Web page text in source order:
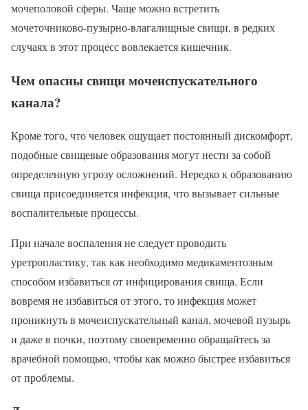
мочеполовой сферы. Чаще можно встретить
мочеточниково-пузырно-влагалищные свищи, в редких
случаях в этот процесс вовлекается кишечник.
Чем опасны свищи мочеиспускательного
канала?
Кроме того, что человек ощущает постоянный дискомфорт,
подобные свищевые образования могут нести за собой
определенную угрозу осложнений. Нередко к образованию
свища присоединяется инфекция, что вызывает сильные
воспалительные процессы.
При начале воспаления не следует проводить
уретропластику, так как необходимо медикаментозным
способом избавиться от инфицирования свища. Если
вовремя не избавиться от этого, то инфекция может
проникнуть в мочеиспускательный канал, мочевой пузырь
и даже в почки, поэтому своевременно обращайтесь за
врачебной помощью, чтобы как можно быстрее избавиться
от проблемы.